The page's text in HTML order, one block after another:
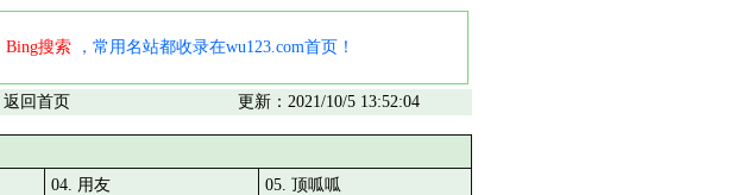
Bing搜索 ，常用名站都收录在wu123.com首页！
返回首页 更新：2021/10/5 13:52:04
04. 用友
05. 顶呱呱